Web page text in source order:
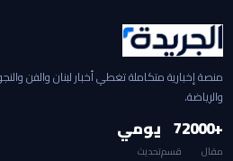
منصة إخبارية متكاملة تغطي أخبار لبنان والفن
والرياضة.
+2000
مقال
7
قسم
يومي
تحديث